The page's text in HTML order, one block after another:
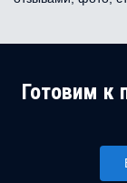
Готовим к